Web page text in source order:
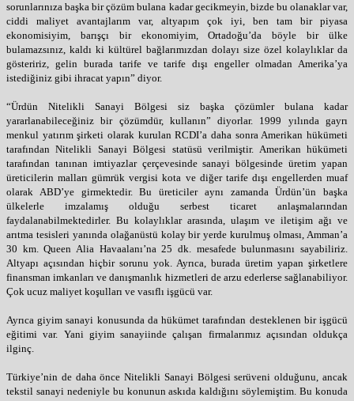
sorunlarınıza başka bir çözüm bulana kadar gecikmeyin, bizde bu olanaklar var,
ciddi maliyet avantajlarım var, altyapım çok iyi, ben tam bir piyasa
ekonomisiyim, barışçı bir ekonomiyim, Ortadoğu’da böyle bir ülke
bulamazsınız, kaldı ki kültürel bağlarımızdan dolayı size özel kolaylıklar da
gösteririz, gelin burada tarife ve tarife dışı engeller olmadan Amerika’ya
istediğiniz gibi ihracat yapın” diyor.
“Ürdün Nitelikli Sanayi Bölgesi siz başka çözümler bulana kadar
yararlanabileceğiniz bir çözümdür, kullanın” diyorlar. 1999 yılında gayrı
menkul yatırım şirketi olarak kurulan RCDI’a daha sonra Amerikan hükümeti
tarafından Nitelikli Sanayi Bölgesi statüsü verilmiştir. Amerikan hükümeti
tarafından tanınan imtiyazlar çerçevesinde sanayi bölgesinde üretim yapan
üreticilerin malları gümrük vergisi kota ve diğer tarife dışı engellerden muaf
olarak ABD’ye girmektedir. Bu üreticiler aynı zamanda Ürdün’ün başka
ülkelerle imzalamış olduğu serbest ticaret anlaşmalarından
faydalanabilmektedirler. Bu kolaylıklar arasında, ulaşım ve iletişim ağı ve
arıtma tesisleri yanında olağanüstü kolay bir yerde kurulmuş olması, Amman’a
30 km. Queen Alia Havaalanı’na 25 dk. mesafede bulunmasını sayabiliriz.
Altyapı açısından hiçbir sorunu yok. Ayrıca, burada üretim yapan şirketlere
finansman imkanları ve danışmanlık hizmetleri de arzu ederlerse sağlanabiliyor.
Çok ucuz maliyet koşulları ve vasıflı işgücü var.
Ayrıca giyim sanayi konusunda da hükümet tarafından desteklenen bir işgücü
eğitimi var. Yani giyim sanayiinde çalışan firmalarımız açısından oldukça
ilginç.
Türkiye’nin de daha önce Nitelikli Sanayi Bölgesi serüveni olduğunu, ancak
tekstil sanayi nedeniyle bu konunun askıda kaldığını söylemiştim. Bu konuda